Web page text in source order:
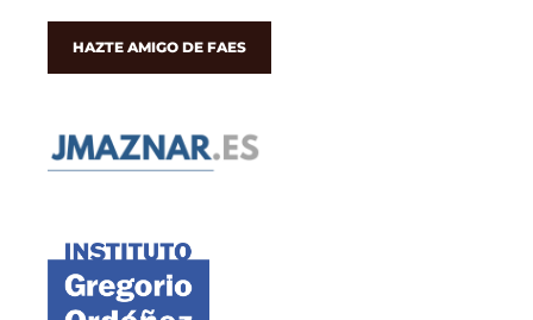
HAZTE AMIGO DE FAES